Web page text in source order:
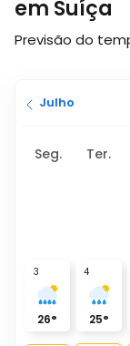
em Suíça
Previsão do
Julho
Seg. Ter.
3
26°
4
25°